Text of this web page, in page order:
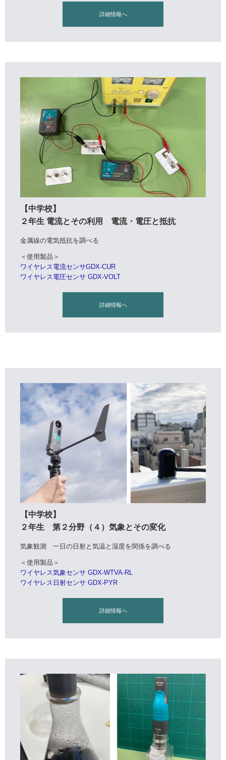
詳細情報へ
【中学校】
２年生 電流とその利用 電流・電圧と抵抗
金属線の電気抵抗を調べる
＜使用製品＞
ワイヤレス電流センサGDX-CUR
ワイヤレス電圧センサ GDX-VOLT
詳細情報へ
【中学校】
２年生 第２分野（４）気象とその変化
気象観測 一日の日射と気温と湿度を関係を調べる
＜使用製品＞
ワイヤレス気象センサ GDX-WTVA-RL
ワイヤレス日射センサ GDX-PYR
詳細情報へ